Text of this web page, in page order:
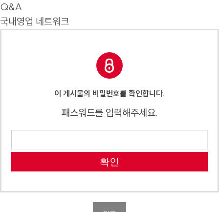
Q&A
국내영업 네트워크
이 게시물의 비밀번호를 확인합니다.
패스워드를 입력해주세요.
확인